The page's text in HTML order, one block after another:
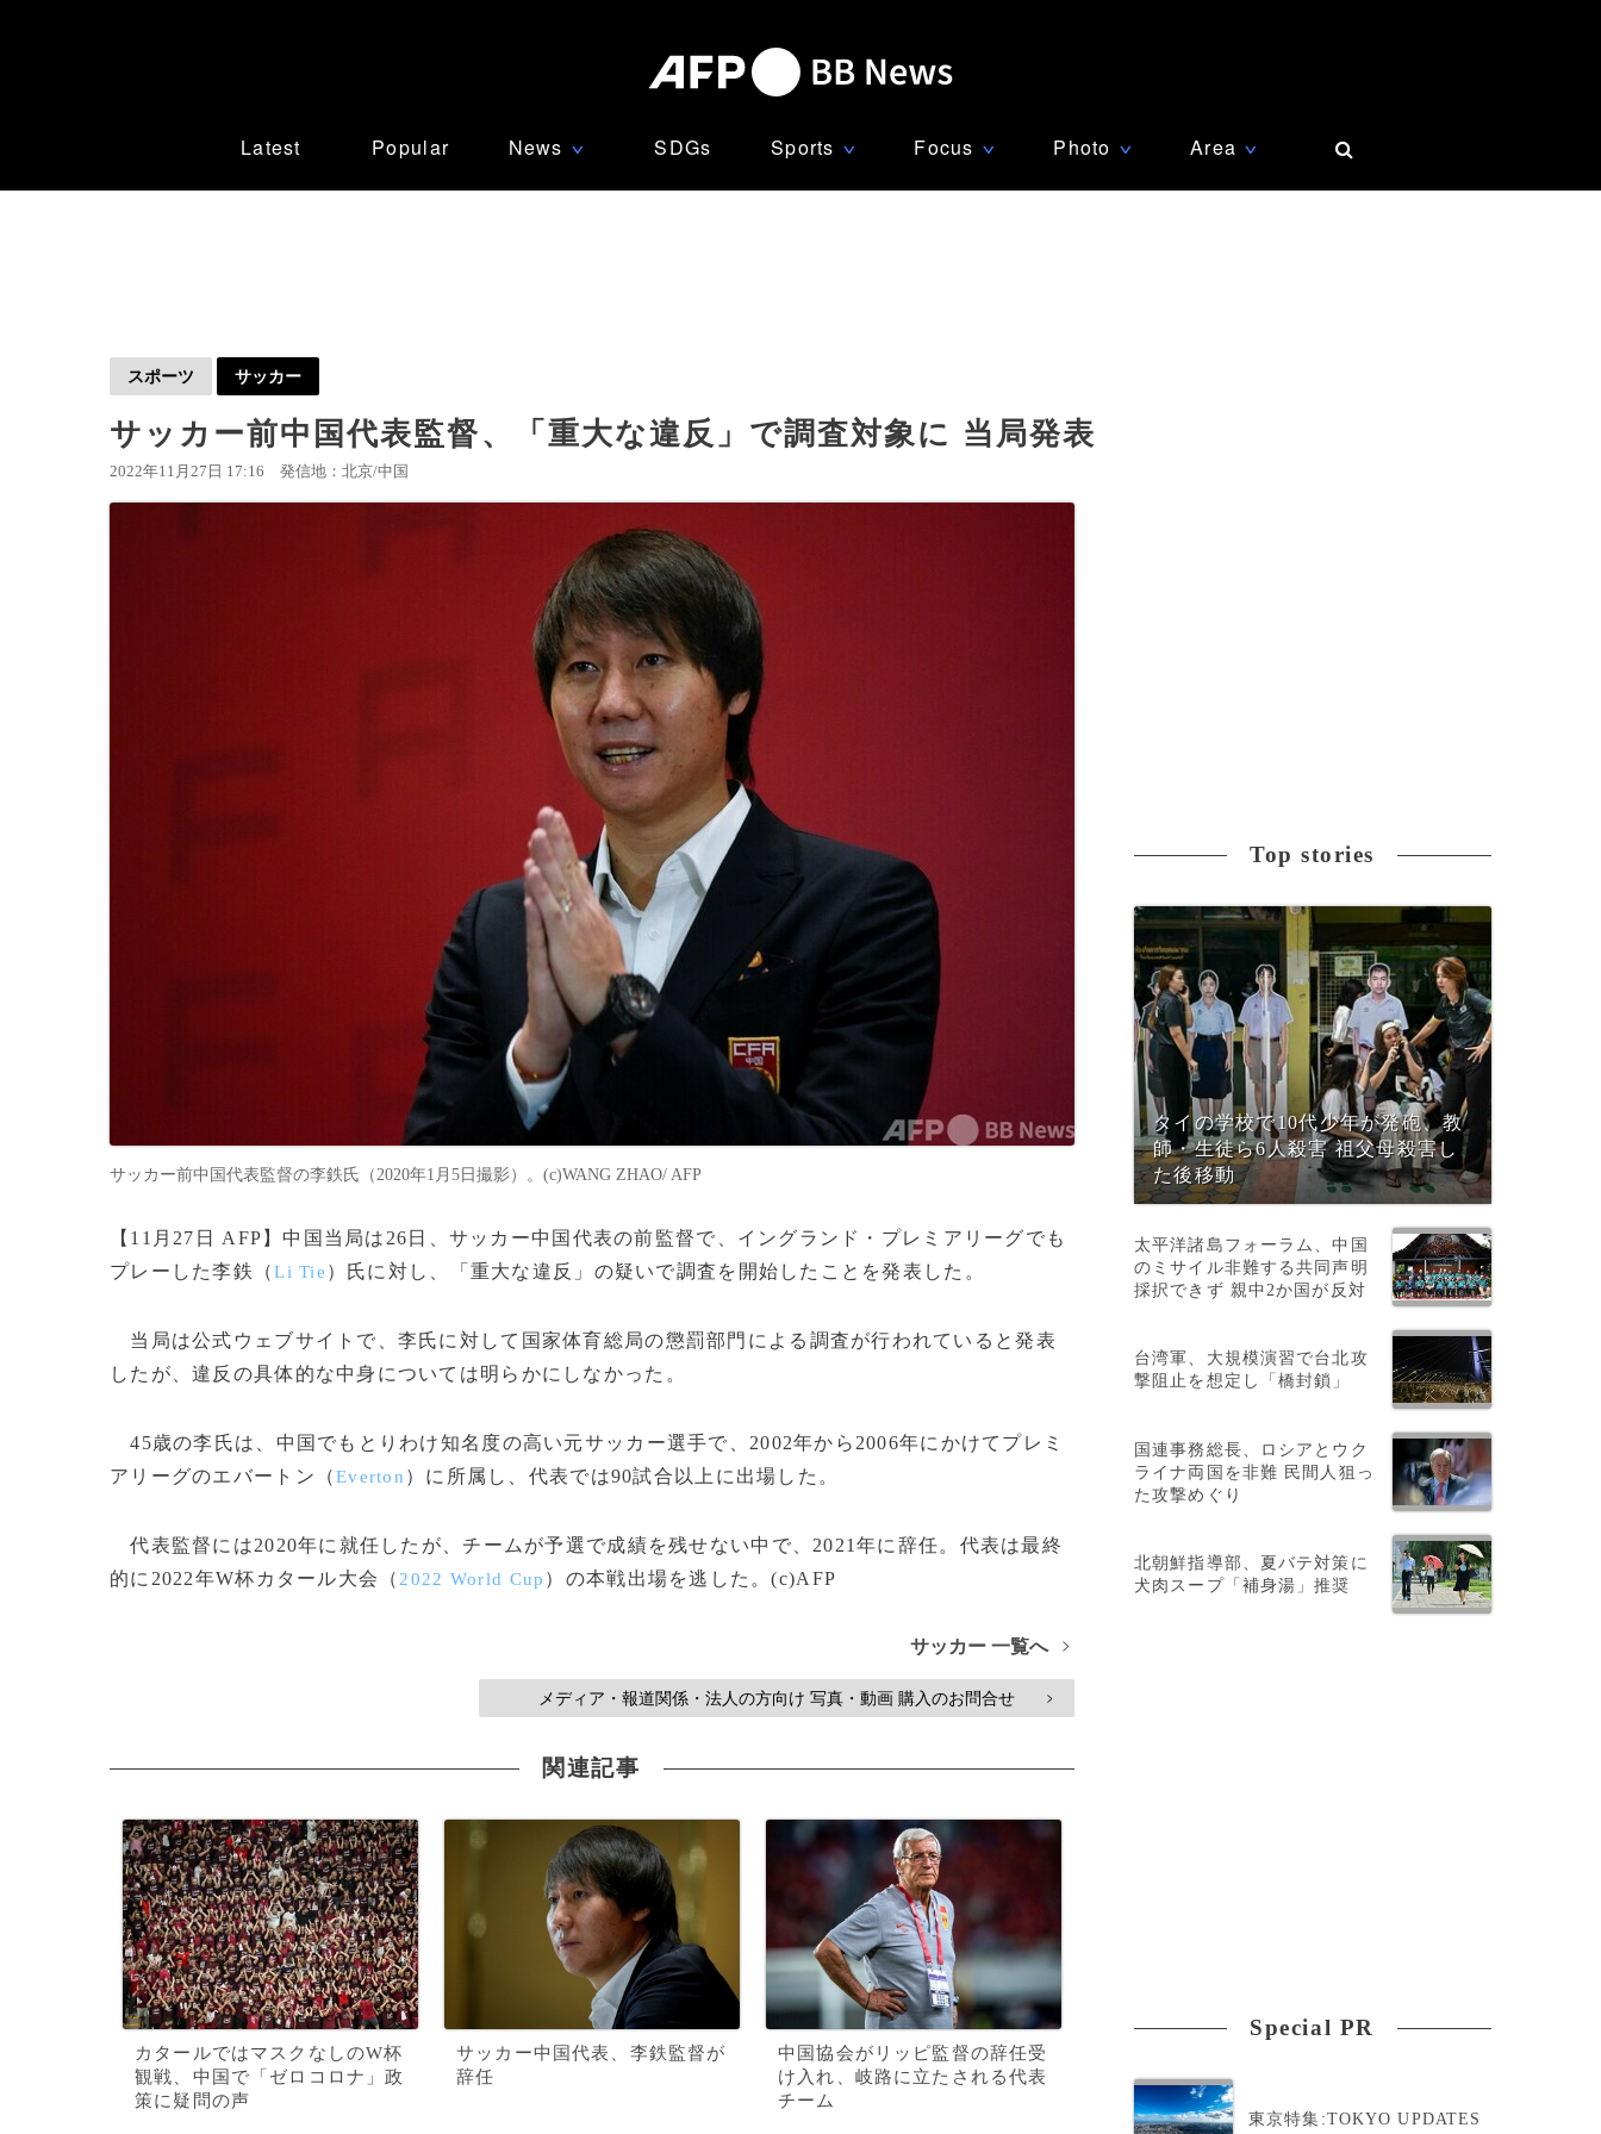
Latest Popular News ∨ SDGs Sports ∨ Focus ∨ Photo ∨ Area ∨
スポーツ サッカー
サッカー前中国代表監督、「重大な違反」で調査対象に 当局発表
2022年11月27日 17:16 発信地：北京/中国
サッカー前中国代表監督の李鉄氏（2020年1月5日撮影）。(c)WANG ZHAO/ AFP
【11月27日 AFP】中国当局は26日、サッカー中国代表の前監督で、イングランド・プレミアリーグでも
プレーした李鉄（Li Tie ）氏に対し、「重大な違反」の疑いで調査を開始したことを発表した。
当局は公式ウェブサイトで、李氏に対して国家体育総局の懲罰部門による調査が行われていると発表
したが、違反の具体的な中身については明らかにしなかった。
45歳の李氏は、中国でもとりわけ知名度の高い元サッカー選手で、2002年から2006年にかけてプレミ
アリーグのエバートン（Everton ）に所属し、代表では90試合以上に出場した。
代表監督には2020年に就任したが、チームが予選で成績を残せない中で、2021年に辞任。代表は最終
的に2022年W杯カタール大会（ 2022 World Cup ）の本戦出場を逃した。(c)AFP
サッカー 一覧へ >
メディア・報道関係・法人の方向け 写真・動画 購入のお問合せ >
関連記事
カタールではマスクなしのW杯
観戦、中国で「ゼロコロナ」政
策に疑問の声
サッカー中国代表、李鉄監督が
辞任
中国協会がリッピ監督の辞任受
け入れ、岐路に立たされる代表
チーム
Top stories
タイの学校で10代少年が発砲、教
師・生徒ら6人殺害 祖父母殺害し
た後移動
太平洋諸島フォーラム、中国
のミサイル非難する共同声明
採択できず 親中2か国が反対
台湾軍、大規模演習で台北攻
撃阻止を想定し「橋封鎖」
国連事務総長、ロシアとウク
ライナ両国を非難 民間人狙っ
た攻撃めぐり
北朝鮮指導部、夏バテ対策に
犬肉スープ「補身湯」推奨
Special PR
東京特集:TOKYO UPDATES